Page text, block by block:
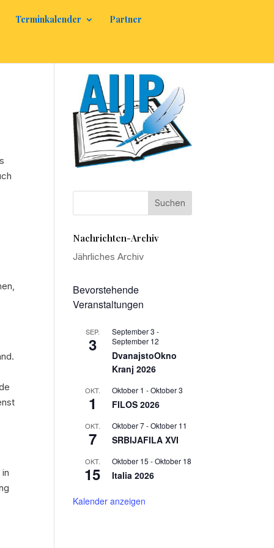
Terminkalender Partner
Nachrichten-Archiv
Jährliches Archiv
Bevorstehende
Veranstaltungen
SEP.
3
September 3 -
September 12
DvanajstoOkno
Kranj 2026
OKT.
1
Oktober 1 -Oktober 3
FILOS 2026
OKT.
7
Oktober 7-Oktober 11
SRBIJAFILA XVI
OKT.
15
Oktober 15 -Oktober 18
Italia 2026
Kalender anzeigen